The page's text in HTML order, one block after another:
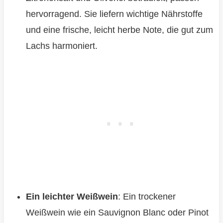
hervorragend. Sie liefern wichtige Nährstoffe
und eine frische, leicht herbe Note, die gut zum
Lachs harmoniert.
Ein leichter Weißwein: Ein trockener
Weißwein wie ein Sauvignon Blanc oder Pinot